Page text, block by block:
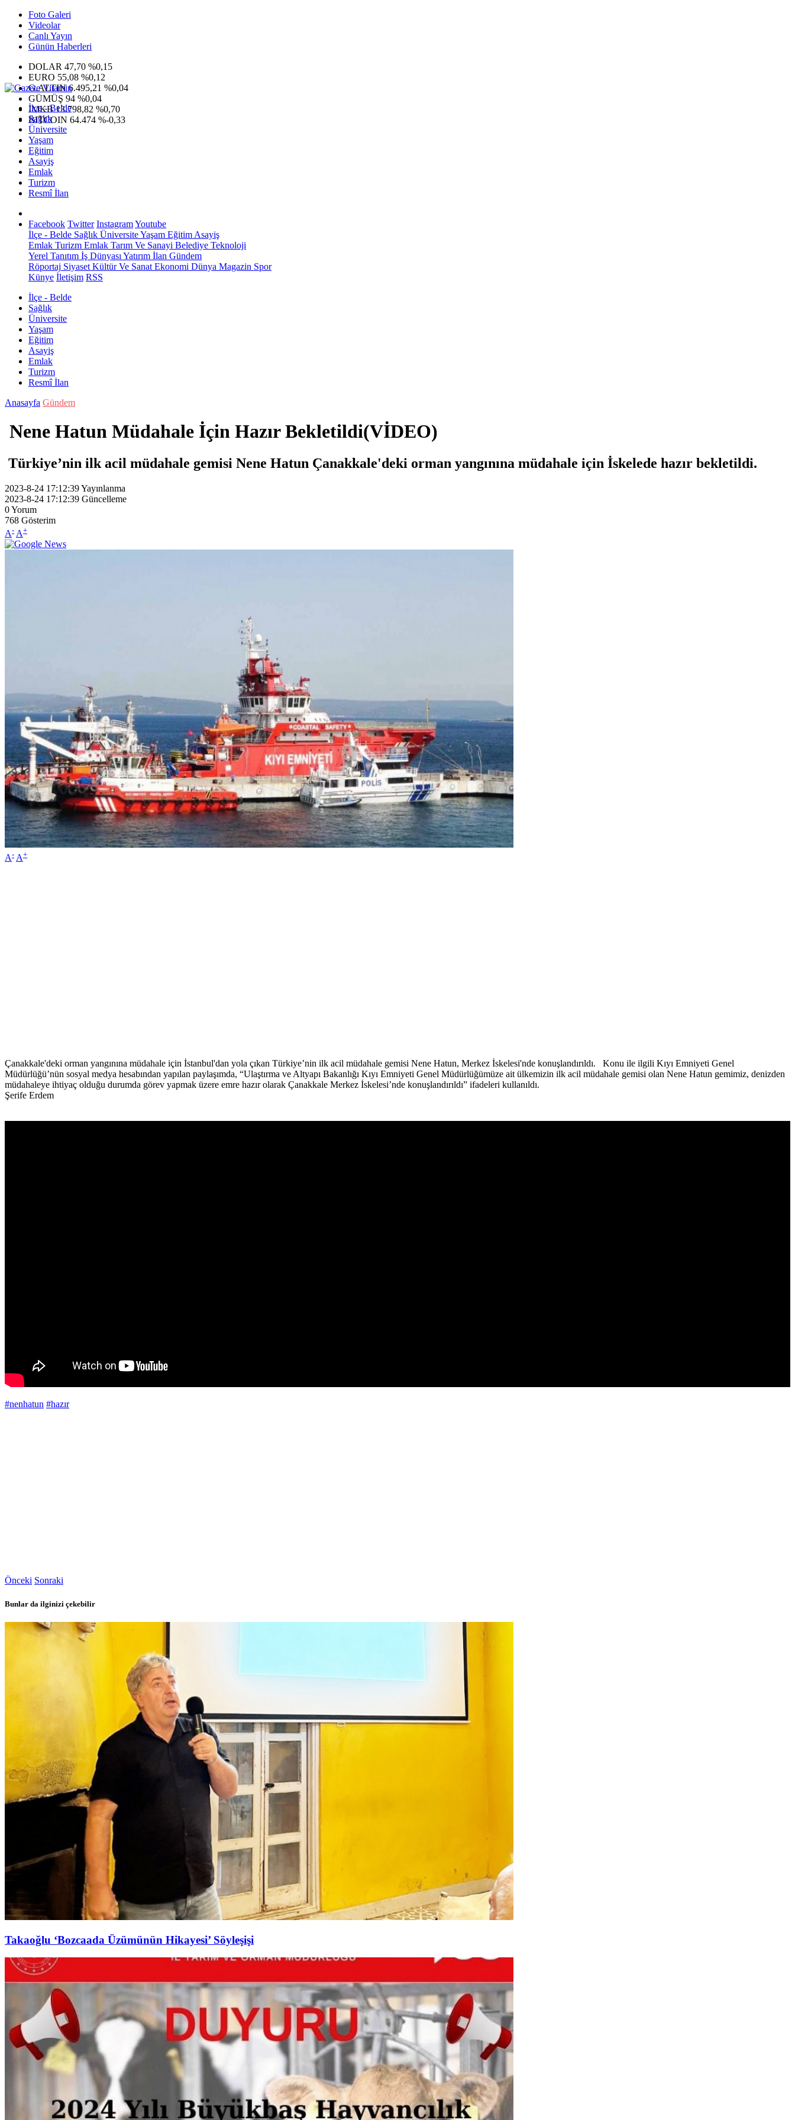
Foto Galeri
Videolar
Canlı Yayın
Günün Haberleri
DOLAR 47,70 %0,15
EURO 55,08 %0,12
G.ALTIN6.495,21 %0,04
GÜMÜŞ 94 %0,04
IMKB13.798,82 %0,70
BITCOIN 64.474 %-0,33
İlçe - Belde
Sağlık
Üniversite
Yaşam
Eğitim
Asayiş
Emlak
Turizm
Resmî İlan
Facebook Twitter InstagramYoutube
İlçe - Belde Sağlık ÜniversiteYaşam Eğitim Asayiş
Emlak Turizm Emlak Tarım Ve Sanayi Belediye Teknoloji
Yerel Tanıtım İş Dünyası Yatırım İlan Gündem
Röportaj Siyaset Kültür Ve Sanat Ekonomi Dünya Magazin Spor
Künye İletişim RSS
İlçe - Belde
Sağlık
Üniversite
Yaşam
Eğitim
Asayiş
Emlak
Turizm
Resmî İlan
Anasayfa Gündem
Nene Hatun Müdahale İçin Hazır Bekletildi(VİDEO)
Türkiye’nin ilk acil müdahale gemisi Nene Hatun Çanakkale'deki orman yangınına müdahale için İskelede hazır bekletildi.
2023-8-24 17:12:39Yayınlanma
2023-8-24 17:12:39 Güncelleme
0Yorum
768 Gösterim
A- A+
A- A+
Çanakkale'deki orman yangınına müdahale için İstanbul'dan yola çıkan Türkiye’nin ilk acil müdahale gemisi Nene Hatun, Merkez İskelesi'nde konuşlandırıldı. Konu ile ilgili Kıyı Emniyeti Genel
Müdürlüğü’nün sosyal medya hesabından yapılan paylaşımda, “Ulaştırma ve Altyapı Bakanlığı Kıyı Emniyeti Genel Müdürlüğümüze ait ülkemizin ilk acil müdahale gemisi olan Nene Hatun gemimiz, denizden
müdahaleye ihtiyaç olduğu durumda görev yapmak üzere emre hazır olarak Çanakkale Merkez İskelesi’nde konuşlandırıldı” ifadeleri kullanıldı.
Şerife Erdem
#nenhatun #hazır
Önceki Sonraki
Bunlar da ilginizi çekebilir
Takaoğlu ‘Bozcaada Üzümünün Hikayesi’ Söyleşişi